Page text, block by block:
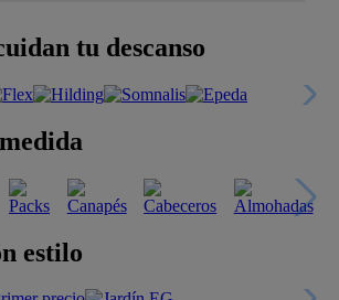
tu descanso
estilo